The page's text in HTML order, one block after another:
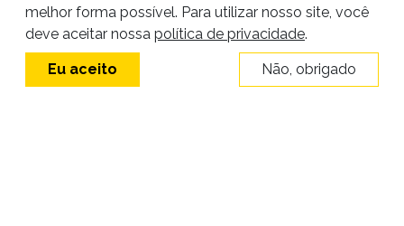
Site desenvolvido por
melhor forma possível. Para utilizar nosso site, você
deve aceitar nossa política de privacidade.
Eu aceito Não, obrigado